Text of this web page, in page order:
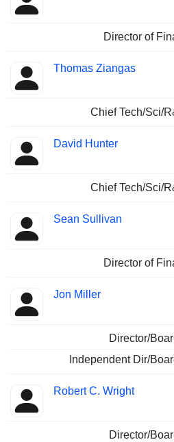
Director of
Thomas Ziangas
Chief Tech/Sci/
David Hunter
Chief Tech/Sci/
Sean Sullivan
Director of
Jon Miller
Director/
Independent Dir/
Robert C. Wright
Director/